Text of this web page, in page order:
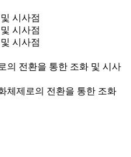
시사점
시사점
시사점
의 전환을 통한 조화 및 시사
체제로의 전환을 통한 조화